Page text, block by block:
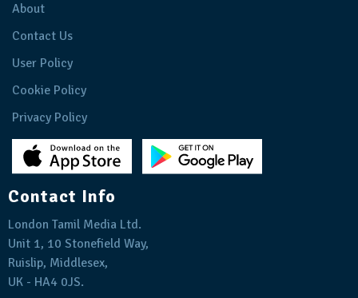
About
Contact Us
User Policy
Cookie Policy
Privacy Policy
Contact Info
London Tamil Media Ltd.
Unit 1, 10 Stonefield Way,
Ruislip, Middlesex,
UK - HA4 0JS.